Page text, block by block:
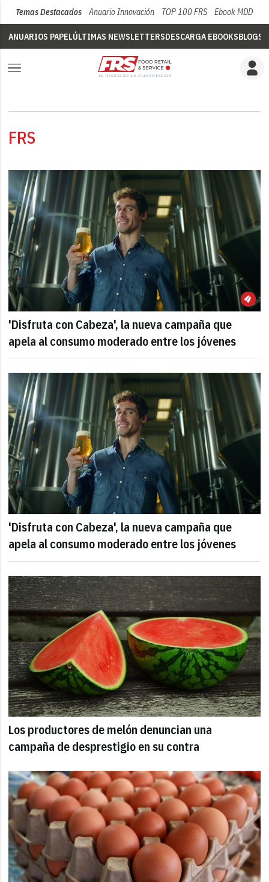
Temas Destacados Anuario Innovación TOP 100 FRS Ebook MDD
ANUARIOS PAPELÚLTIMAS NEWSLETTERSDESCARGA EBOOKSBLOGS
FRS
'Disfruta con Cabeza', la nueva campaña que
apela al consumo moderado entre los jóvenes
'Disfruta con Cabeza', la nueva campaña que
apela al consumo moderado entre los jóvenes
Los productores de melón denuncian una
campaña de desprestigio en su contra